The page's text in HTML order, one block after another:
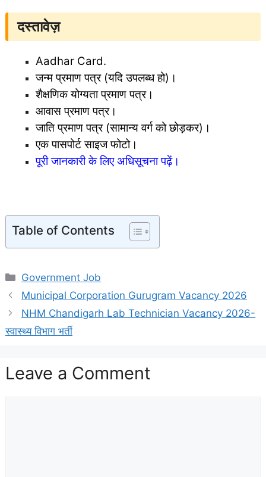
दस्तावेज़
Aadhar Card.
जन्म प्रमाण पत्र (यदि उपलब्ध हो)।
शैक्षणिक योग्यता प्रमाण पत्र।
आवास प्रमाण पत्र।
जाति प्रमाण पत्र (सामान्य वर्ग को छोड़कर)।
एक पासपोर्ट साइज फोटो।
पूरी जानकारी के लिए अधिसूचना पढ़ें।
Table of Contents
Categories
Government Job
Municipal Corporation Gurugram Vacancy 2026
NHM Chandigarh Lab Technician Vacancy 2026-
स्वास्थ्य विभाग भर्ती
Leave a Comment